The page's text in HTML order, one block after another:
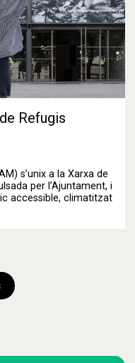
Refugis
s’unix a la Xarxa de
per l’Ajuntament, i
accessible, climatitzat